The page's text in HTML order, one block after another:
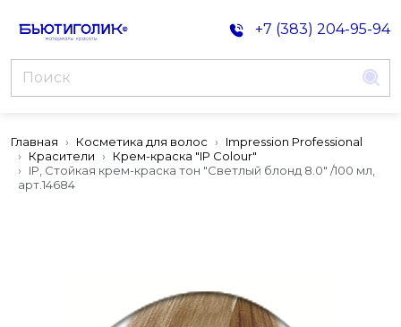
+7 (383) 204-95-94
Главная Косметика для волос
Impression Professional
Красители
Крем-краска "IP Colour"
IP, Стойкая крем-краска тон "Светлый блонд 8.0" /100 мл,
арт.14684